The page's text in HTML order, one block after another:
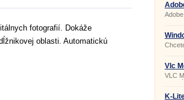
fotografií. Dokáže
oblasti. Automatickú
Maker
Vlc
VLC
K-